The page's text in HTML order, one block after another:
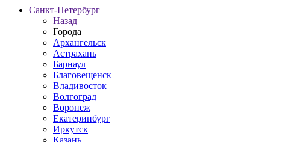
Санкт-Петербург
Назад
Города
Архангельск
Астрахань
Барнаул
Благовещенск
Владивосток
Волгоград
Воронеж
Екатеринбург
Иркутск
Казань